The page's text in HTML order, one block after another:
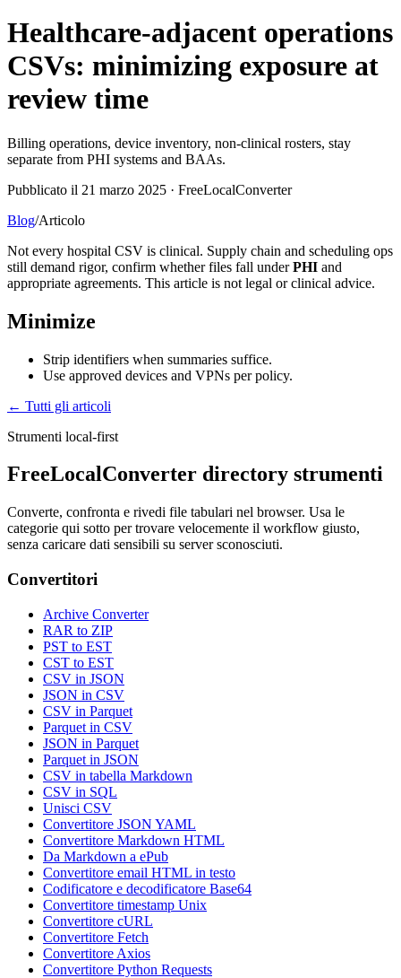
Healthcare-adjacent operations
CSVs: minimizing exposure at
review time
Billing operations, device inventory, non-clinical rosters, stay
separate from PHI systems and BAAs.
Pubblicato il 21 marzo 2025 · FreeLocalConverter
Blog/Articolo
Not every hospital CSV is clinical. Supply chain and scheduling ops
still demand rigor, confirm whether files fall under PHI and
appropriate agreements. This article is not legal or clinical advice.
Minimize
Strip identifiers when summaries suffice.
Use approved devices and VPNs per policy.
← Tutti gli articoli
Strumenti local-first
FreeLocalConverter directory strumenti
Converte, confronta e rivedi file tabulari nel browser. Usa le
categorie qui sotto per trovare velocemente il workflow giusto,
senza caricare dati sensibili su server sconosciuti.
Convertitori
Archive Converter
RAR to ZIP
PST to EST
CST to EST
CSV in JSON
JSON in CSV
CSV in Parquet
Parquet in CSV
JSON in Parquet
Parquet in JSON
CSV in tabella Markdown
CSV in SQL
Unisci CSV
Convertitore JSON YAML
Convertitore Markdown HTML
Da Markdown a ePub
Convertitore email HTML in testo
Codificatore e decodificatore Base64
Convertitore timestamp Unix
Convertitore cURL
Convertitore Fetch
Convertitore Axios
Convertitore Python Requests